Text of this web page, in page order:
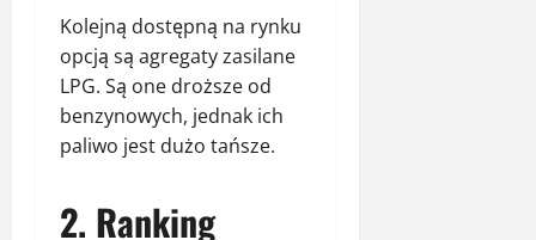
Kolejną dostępną na rynku
opcją są agregaty zasilane
LPG. Są one droższe od
benzynowych, jednak ich
paliwo jest dużo tańsze.
2. Ranking